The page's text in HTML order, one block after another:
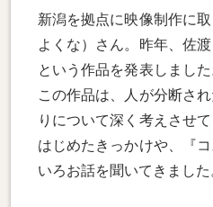
新潟を拠点に映像制作に
よくな）さん。昨年、佐
という作品を発表しまし
この作品は、人が分断さ
りについて深く考えさせ
はじめたきっかけや、『
いろお話を聞いてきました